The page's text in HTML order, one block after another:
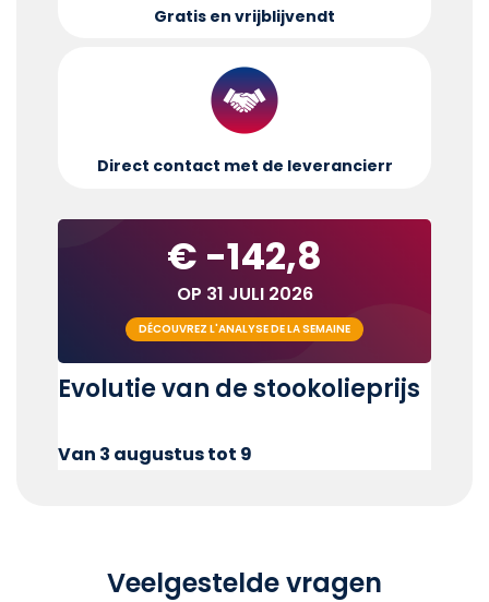
Gratis en vrijblijvendt
Direct contact met de leverancierr
€ -142,8
OP 31 JULI 2026
DÉCOUVREZ L'ANALYSE DE LA SEMAINE
Evolutie van de stookolieprijs
Van 3 augustus tot 9
Veelgestelde vragen